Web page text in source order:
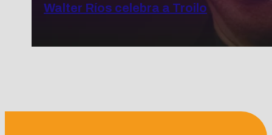
Walter Ríos celebra a Troilo